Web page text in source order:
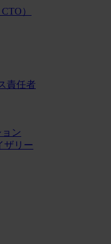
）
責任者
ン
ザリー